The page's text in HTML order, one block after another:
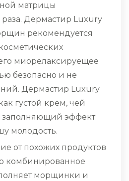
матрицы
раза. Дермастир Luxury
рекомендуется
миорелаксируещее
безопасно и не
Дермастир Luxury
густой крем, чей
эффект
молодость.
от похожих продуктов
комбинированное
морщинки и